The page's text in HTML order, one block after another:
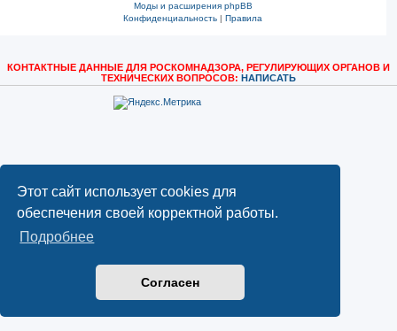
Этот сайт использует cookies для
обеспечения своей корректной работы.
Подробнее
Согласен
Моды и расширения phpBB
Конфиденциальность |Правила
КОНТАКТНЫЕ ДАННЫЕ ДЛЯ РОСКОМНАДЗОРА, РЕГУЛИРУЮЩИХ ОРГАНОВ И
ТЕХНИЧЕСКИХ ВОПРОСОВ: НАПИСАТЬ